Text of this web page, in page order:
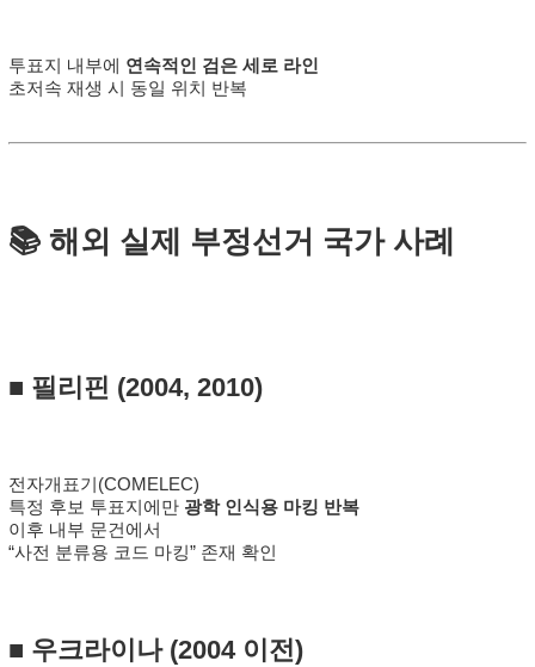
투표지 내부에 연속적인 검은 세로 라인
초저속 재생 시 동일 위치 반복
📚 해외 실제 부정선거 국가 사례
■ 필리핀 (2004, 2010)
전자개표기(COMELEC)
특정 후보 투표지에만 광학 인식용 마킹 반복
이후 내부 문건에서
“사전 분류용 코드 마킹” 존재 확인
■ 우크라이나(2004 이전)